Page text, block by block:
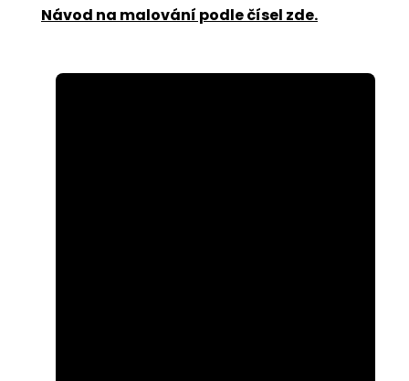
Návod na malování podle čísel zde.